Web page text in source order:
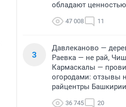
обладают ценностью
47 008 11
3
Давлеканово —
Раевка — не рай,
Кармаскалы —
огородами: отзывы
райцентры Башкирии
36 745 20